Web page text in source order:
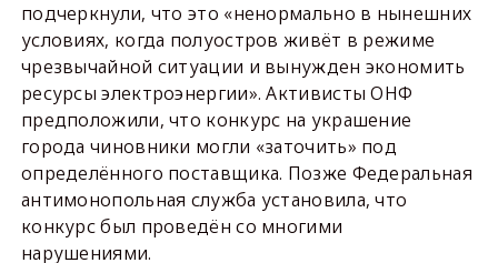
подчеркнули, что это «ненормально в нынешних
условиях, когда полуостров живёт в режиме
чрезвычайной ситуации и вынужден экономить
ресурсы электроэнергии». Активисты ОНФ
предположили, что конкурс на украшение
города чиновники могли «заточить» под
определённого поставщика. Позже Федеральная
антимонопольная служба установила, что
конкурс был проведён со многими
нарушениями.